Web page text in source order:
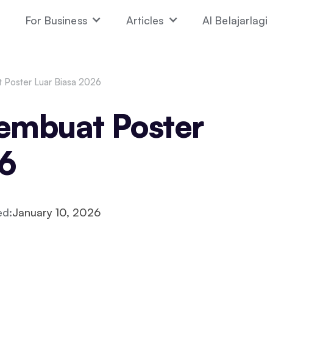
For Business Articles AI Belajarlagi
Poster Luar Biasa 2026
Poster
January 10, 2026